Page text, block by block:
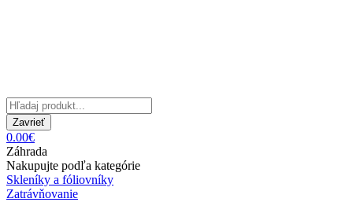
Zavrieť
0.00€
Záhrada
Nakupujte podľa kategórie
Skleníky a fóliovníky
Zatrávňovanie